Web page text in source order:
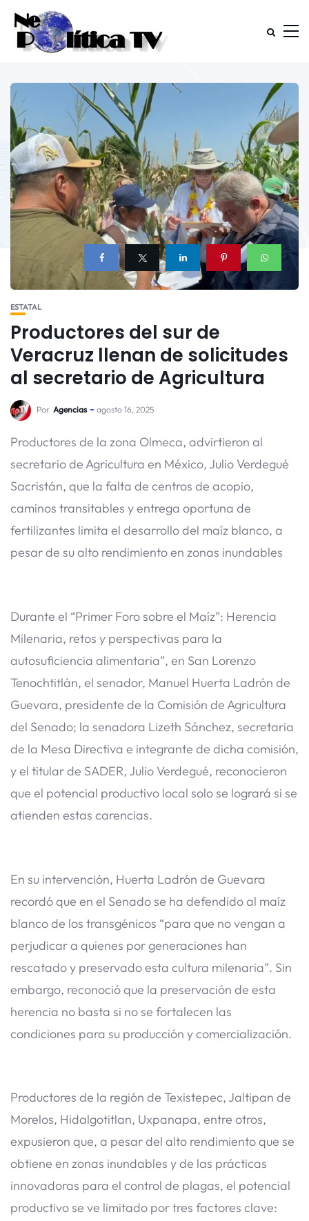
ESTATAL
Productores del sur de
Veracruz llenan de solicitudes
al secretario de Agricultura
Por Agencias agosto 16, 2025
Productores de la zona Olmeca, advirtieron al
secretario de Agricultura en México, Julio Verdegué
Sacristán, que la falta de centros de acopio,
caminos transitables y entrega oportuna de
fertilizantes limita el desarrollo del maíz blanco, a
pesar de su alto rendimiento en zonas inundables
Durante el “Primer Foro sobre el Maíz”: Herencia
Milenaria, retos y perspectivas para la
autosuficiencia alimentaria”, en San Lorenzo
Tenochtitlán, el senador, Manuel Huerta Ladrón de
Guevara, presidente de la Comisión de Agricultura
del Senado; la senadora Lizeth Sánchez, secretaria
de la Mesa Directiva e integrante de dicha comisión,
y el titular de SADER, Julio Verdegué, reconocieron
que el potencial productivo local solo se logrará si se
atienden estas carencias.
En su intervención, Huerta Ladrón de Guevara
recordó que en el Senado se ha defendido al maíz
blanco de los transgénicos “para que no vengan a
perjudicar a quienes por generaciones han
rescatado y preservado esta cultura milenaria”. Sin
embargo, reconoció que la preservación de esta
herencia no basta si no se fortalecen las
condiciones para su producción y comercialización.
Productores de la región de Texistepec, Jaltipan de
Morelos, Hidalgotitlan, Uxpanapa, entre otros,
expusieron que, a pesar del alto rendimiento que se
obtiene en zonas inundables y de las prácticas
innovadoras para el control de plagas, el potencial
productivo se ve limitado por tres factores clave: